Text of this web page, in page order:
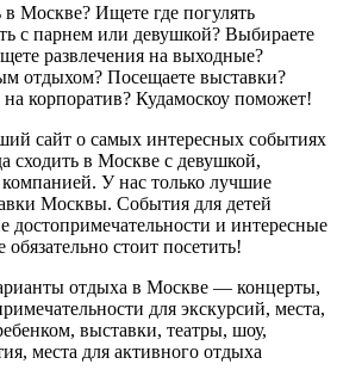
в Москве? Ищете где погулять
с парнем или девушкой? Выбираете
развлечения на выходные?
отдыхом? Посещаете выставки?
на корпоратив? Кудамоскоу поможет!
сайт о самых интересных событиях
в Москве с девушкой,
У нас только лучшие
Москвы. События для детей
достопримечательности и интересные
стоит посетить!
отдыха в Москве — концерты,
для экскурсий, места,
выставки, театры, шоу,
места для активного отдыха